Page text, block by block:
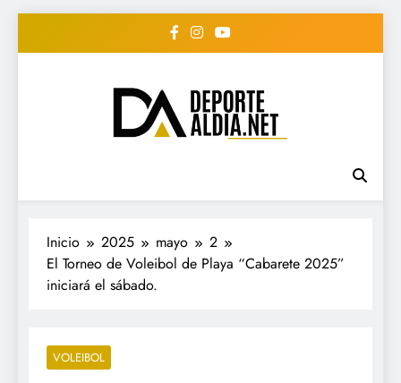
• DEPORTE AL DIA •
"Periodico Deportivo
Digital"
#deportealdiard #deportealdiaperiodico
Inicio 2025 mayo
2
El Torneo de Voleibol de Playa “Cabarete 2025”
iniciará el sábado.
VOLEIBOL